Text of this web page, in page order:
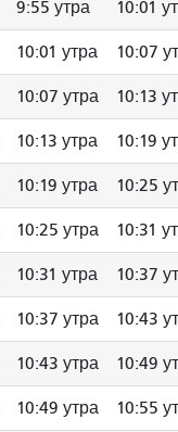
9:55 утра 10:01
10:01 утра 10:07
10:07 утра 10:13
10:13 утра 10:19
10:19 утра 10:25
10:25 утра 10:31
10:31 утра 10:37
10:37 утра 10:43
10:43 утра 10:49
10:49 утра 10:55